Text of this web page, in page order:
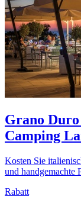
Grano
Camping
Kosten Sie
und handgemachte
Rabatt